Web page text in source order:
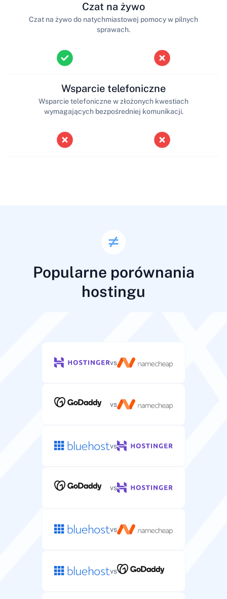
Czat na żywo
Czat na żywo do natychmiastowej pomocy w pilnych
sprawach.
Wsparcie telefoniczne
Wsparcie telefoniczne w złożonych kwestiach
wymagających bezpośredniej komunikacji.
Popularne porównania
hostingu
vs
vs
vs
vs
vs
vs